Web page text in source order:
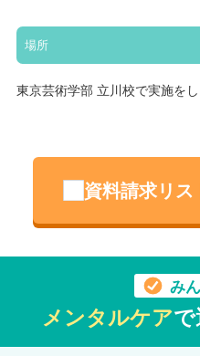
場所
東京芸術学部 立川校で実施を
資料請求リス
み
メンタルケア